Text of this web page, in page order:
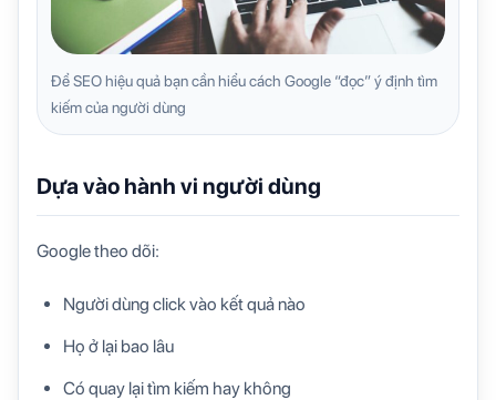
Để SEO hiệu quả bạn cần hiểu cách Google “đọc” ý định tìm
kiếm của người dùng
Dựa vào hành vi người dùng
Google theo dõi:
Người dùng click vào kết quả nào
Họ ở lại bao lâu
Có quay lại tìm kiếm hay không